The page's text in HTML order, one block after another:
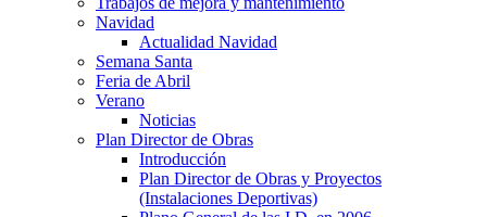
Navidad
Actualidad Navidad
Semana Santa
Feria de Abril
Verano
Noticias
Plan Director de Obras
Introducción
Plan Director de Obras y Proyectos
(Instalaciones Deportivas)